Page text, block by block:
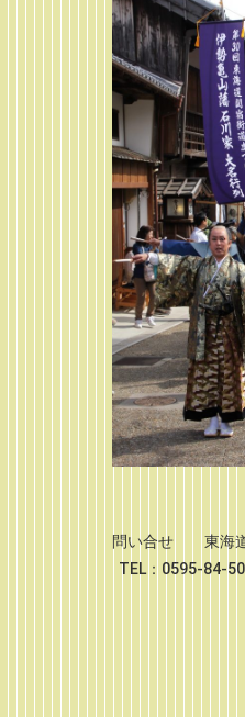
問い合せ 東海道
TEL：0595-84-
FAX
E-mail